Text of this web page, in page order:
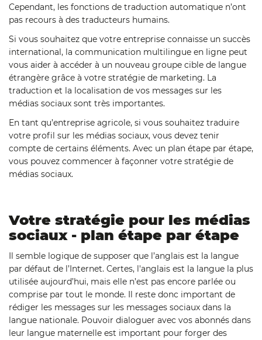
Cependant, les fonctions de traduction automatique n’ont
pas recours à des traducteurs humains.
Si vous souhaitez que votre entreprise connaisse un succès
international, la communication multilingue en ligne peut
vous aider à accéder à un nouveau groupe cible de langue
étrangère grâce à votre stratégie de marketing. La
traduction et la localisation de vos messages sur les
médias sociaux sont très importantes.
En tant qu’entreprise agricole, si vous souhaitez traduire
votre profil sur les médias sociaux, vous devez tenir
compte de certains éléments. Avec un plan étape par étape,
vous pouvez commencer à façonner votre stratégie de
médias sociaux.
Votre stratégie pour les médias
sociaux - plan étape par étape
Il semble logique de supposer que l’anglais est la langue
par défaut de l’Internet. Certes, l'anglais est la langue la plus
utilisée aujourd’hui, mais elle n’est pas encore parlée ou
comprise par tout le monde. Il reste donc important de
rédiger les messages sur les messages sociaux dans la
langue nationale. Pouvoir dialoguer avec vos abonnés dans
leur langue maternelle est important pour forger des